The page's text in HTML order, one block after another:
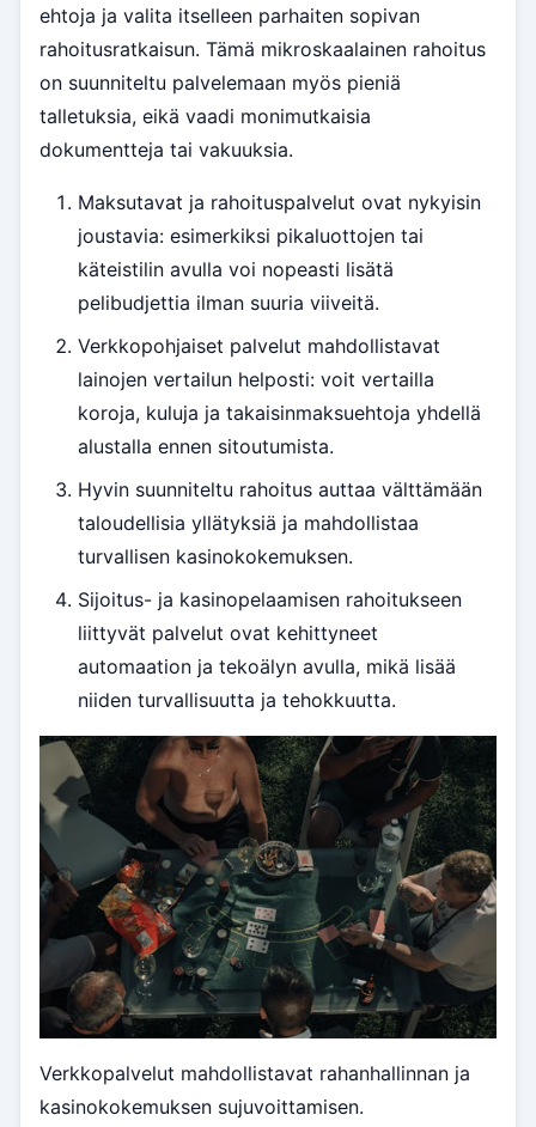
ehtoja ja valita itselleen parhaiten sopivan
rahoitusratkaisun. Tämä mikroskaalainen rahoitus
on suunniteltu palvelemaan myös pieniä
talletuksia, eikä vaadi monimutkaisia
dokumentteja tai vakuuksia.
Maksutavat ja rahoituspalvelut ovat nykyisin
joustavia: esimerkiksi pikaluottojen tai
käteistilin avulla voi nopeasti lisätä
pelibudjettia ilman suuria viiveitä.
Verkkopohjaiset palvelut mahdollistavat
lainojen vertailun helposti: voit vertailla
koroja, kuluja ja takaisinmaksuehtoja yhdellä
alustalla ennen sitoutumista.
Hyvin suunniteltu rahoitus auttaa välttämään
taloudellisia yllätyksiä ja mahdollistaa
turvallisen kasinokokemuksen.
Sijoitus- ja kasinopelaamisen rahoitukseen
liittyvät palvelut ovat kehittyneet
automaation ja tekoälyn avulla, mikä lisää
niiden turvallisuutta ja tehokkuutta.
Verkkopalvelut mahdollistavat rahanhallinnan ja
kasinokokemuksen sujuvoittamisen.